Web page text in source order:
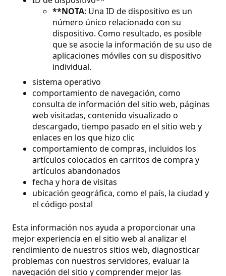
**NOTA: Una ID de dispositivo es un
número único relacionado con su
dispositivo. Como resultado, es posible
que se asocie la información de su uso de
aplicaciones móviles con su dispositivo
individual.
sistema operativo
comportamiento de navegación, como
consulta de información del sitio web, páginas
web visitadas, contenido visualizado o
descargado, tiempo pasado en el sitio web y
enlaces en los que hizo clic
comportamiento de compras, incluidos los
artículos colocados en carritos de compra y
artículos abandonados
fecha y hora de visitas
ubicación geográfica, como el país, la ciudad y
el código postal
Esta información nos ayuda a proporcionar una
mejor experiencia en el sitio web al analizar el
rendimiento de nuestros sitios web, diagnosticar
problemas con nuestros servidores, evaluar la
navegación del sitio y comprender mejor las